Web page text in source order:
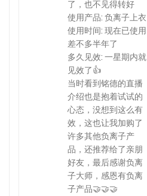
了，也不见得转好
使用产品: 负离子上衣
使用时间: 现在已使用
差不多半年了
多久见效: 一星期内就
见效了👍
当时看到铭德的直播
介绍也是抱着试试的
心态，没想到这么有
效，这也让我加购了
许多其他负离子产
品，还推荐给了亲朋
好友，最后感谢负离
子大师，感恩有负离
子产品🤝🤝🤝